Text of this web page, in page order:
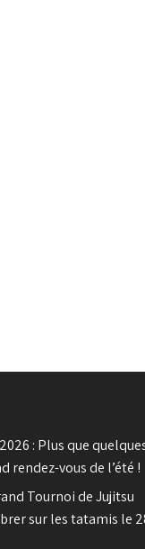
: Plus que
rendez-vous de l’été !
Tournoi de Jujitsu
sur les tatamis le